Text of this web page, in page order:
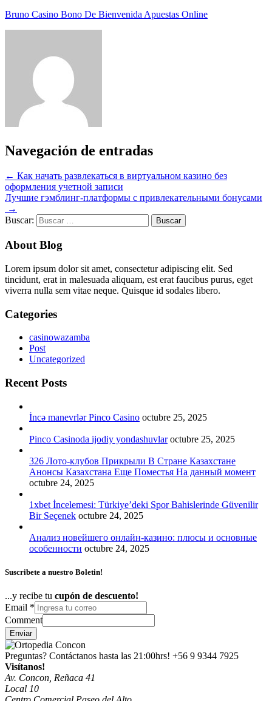
Bruno Casino Bono De Bienvenida Apuestas Online
Navegación de entradas
← Как начать развлекаться в виртуальном казино без
оформления учетной записи
Лучшие гэмблинг-платформы с привлекательными бонусами
→
Buscar:
About Blog
Lorem ipsum dolor sit amet, consectetur adipiscing elit. Sed
tincidunt, erat in malesuada aliquam, est erat faucibus purus, eget
viverra nulla sem vitae neque. Quisque id sodales libero.
Categories
casinowazamba
Post
Uncategorized
Recent Posts
İncə manevrlər Pinco Casino octubre 25, 2025
Pinco Casinoda ijodiy yondashuvlar octubre 25, 2025
326 Лото-клубов Прикрыли В Стране Казахстане
Анонсы Казахстана Еще Поместья На данный момент
octubre 24, 2025
1xbet İncelemesi: Türkiye’deki Spor Bahislerinde Güvenilir
Bir Seçenek octubre 24, 2025
Анализ новейшего онлайн-казино: плюсы и основные
особенности octubre 24, 2025
Suscribete a nuestro Boletin!
...y recibe tu cupón de descuento!
Email *
Comment
Enviar
Preguntas? Contáctanos hasta las 21:00hrs! +56 9 9344 7925
Visítanos!
Av. Concon, Reñaca 41
Local 10